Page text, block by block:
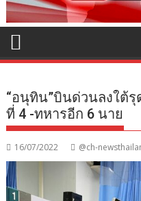
“อนุทิน”บินด่วนลงใต้
ที่ 4 -ทหารอีก 6 นาย
16/07/2022 @ch-